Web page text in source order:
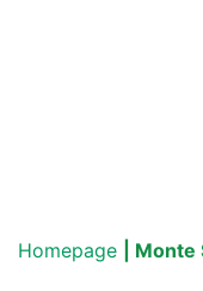
Homepage |